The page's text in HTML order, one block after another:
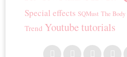
Special effects SQMust The Body
Trend Youtube tutorials